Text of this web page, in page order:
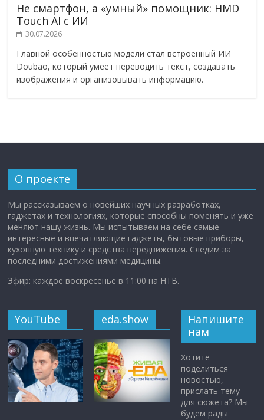
Не смартфон, а «умный» помощник: HMD
Touch AI с ИИ
30.07.2026
Главной особенностью модели стал встроенный ИИ
Doubao, который умеет переводить текст, создавать
изображения и организовывать информацию.
О проекте
Мы рассказываем о новейших научных разработках,
гаджетах и технологиях, которые способны поменять и уже
меняют нашу жизнь. Мы испытываем на себе самые
интересные и впечатляющие гаджеты, бытовые приборы,
кухонную технику и средства передвижения. Следим за
последними достижениями медицины.
Эфир: каждое воскресенье в 11:00 на НТВ.
YouTube eda.show
Напишите
нам
Хотите
поделиться
новостью,
прислать тему
для сюжета? Мы
будем рады